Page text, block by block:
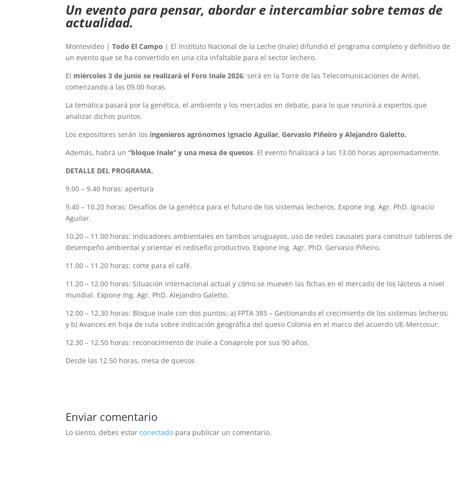
Un evento para pensar, abordar e intercambiar sobre temas de
actualidad.
Montevideo |Todo El Campo | El Instituto Nacional de la Leche (Inale) difundió el programa completo y definitivo de
un evento que se ha convertido en una cita infaltable para el sector lechero.
El miércoles 3 de junio se realizará el Foro Inale 2026; será en la Torre de las Telecomunicaciones de Antel,
comenzando a las 09.00 horas.
La temática pasará por la genética, el ambiente y los mercados en debate, para lo que reunirá a expertos que
analizar dichos puntos.
Los expositores serán los ingenieros agrónomos Ignacio Aguilar, Gervasio Piñeiro y Alejandro Galetto.
Además, habrá un“bloque Inale” y una mesa de quesos. El evento finalizará a las 13.00 horas aproximadamente.
DETALLE DEL PROGRAMA.
9.00 – 9.40 horas: apertura
9.40 – 10.20 horas: Desafíos de la genética para el futuro de los sistemas lecheros. Expone Ing. Agr. PhD. Ignacio
Aguilar.
10.20 – 11.00 horas: Indicadores ambientales en tambos uruguayos, uso de redes causales para construir tableros de
desempeño ambiental y orientar el rediseño productivo. Expone Ing. Agr. PhD. Gervasio Piñeiro.
11.00 – 11.20 horas: corte para el café.
11.20 – 12.00 horas: Situación internacional actual y cómo se mueven las fichas en el mercado de los lácteos a nivel
mundial. Expone Ing. Agr. PhD. Alejandro Galetto.
12.00 – 12.30 horas: Bloque Inale con dos puntos: a) FPTA 385 – Gestionando el crecimiento de los sistemas lecheros;
y b) Avances en hoja de ruta sobre indicación geográfica del queso Colonia en el marco del acuerdo UE-Mercosur.
12.30 – 12.50 horas: reconocimiento de Inale a Conaprole por sus 90 años.
Desde las 12.50 horas, mesa de quesos
Enviar comentario
Lo siento, debes estarconectado para publicar un comentario.